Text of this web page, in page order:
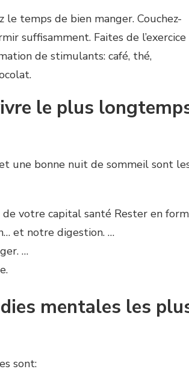
le temps de bien manger. Couchez-
suffisamment. Faites de l’exercice
de stimulants: café, thé,
le plus
une bonne nuit de sommeil sont
votre capital santé Rester en
et notre digestion. …
…
mentales les
sont: